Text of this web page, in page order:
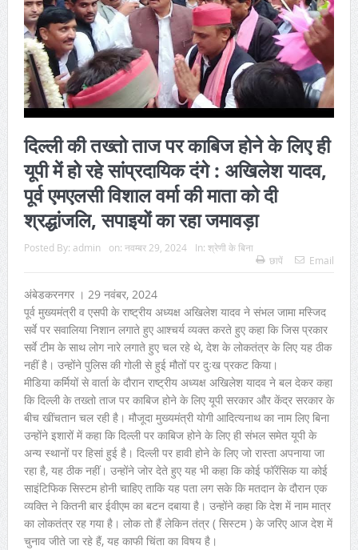
दिल्ली की तख्तो ताज पर काबिज होने के लिए ही
यूपी में हो रहे सांप्रदायिक दंगे : अखिलेश यादव,
पूर्व एमएलसी विशाल वर्मा की माता को दी
श्रद्धांजलि, सपाइयों का रहा जमावड़ा
Posted By: admin on: नवम्बर 29, 2024 In: श्रेणी के बिना
छापें
Email
अंबेडकरनगर । 29 नवंबर, 2024
पूर्व मुख्यमंत्री व एसपी के राष्ट्रीय अध्यक्ष अखिलेश यादव ने संभल जामा मस्जिद
सर्वे पर सवालिया निशान लगाते हुए आश्चर्य व्यक्त करते हुए कहा कि जिस प्रकार
सर्वे टीम के साथ लोग नारे लगाते हुए चल रहे थे, देश के लोकतंत्र के लिए यह ठीक
नहीं है। उन्होंने पुलिस की गोली से हुई मौतों पर दुःख प्रकट किया।
मीडिया कर्मियों से वार्ता के दौरान राष्ट्रीय अध्यक्ष अखिलेश यादव ने बल देकर कहा
कि दिल्ली के तख्तो ताज पर काबिज होने के लिए यूपी सरकार और केंद्र सरकार के
बीच खींचतान चल रही है। मौजूदा मुख्यमंत्री योगी आदित्यनाथ का नाम लिए बिना
उन्होंने इशारों में कहा कि दिल्ली पर काबिज होने के लिए ही संभल समेत यूपी के
अन्य स्थानों पर हिसां हुई है। दिल्ली पर हावी होने के लिए जो रास्ता अपनाया जा
रहा है, यह ठीक नहीं। उन्होंने जोर देते हुए यह भी कहा कि कोई फॉरेंसिक या कोई
साइंटिफिक सिस्टम होनी चाहिए ताकि यह पता लग सके कि मतदान के दौरान एक
व्यक्ति ने कितनी बार ईवीएम का बटन दबाया है। उन्होंने कहा कि देश में नाम मात्र
का लोकतंत्र रह गया है। लोक तो हैं लेकिन तंत्र ( सिस्टम ) के जरिए आज देश में
चुनाव जीते जा रहे हैं, यह काफी चिंता का विषय है।